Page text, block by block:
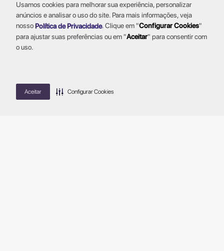
Usamos cookies para melhorar sua experiência, personalizar
anúncios e analisar o uso do site. Para mais informações, veja
nosso Política de Privacidade.Clique em "Configurar Cookies"
para ajustar suas preferências ou em "Aceitar" para consentir com
o uso.
Aceitar Configurar Cookies